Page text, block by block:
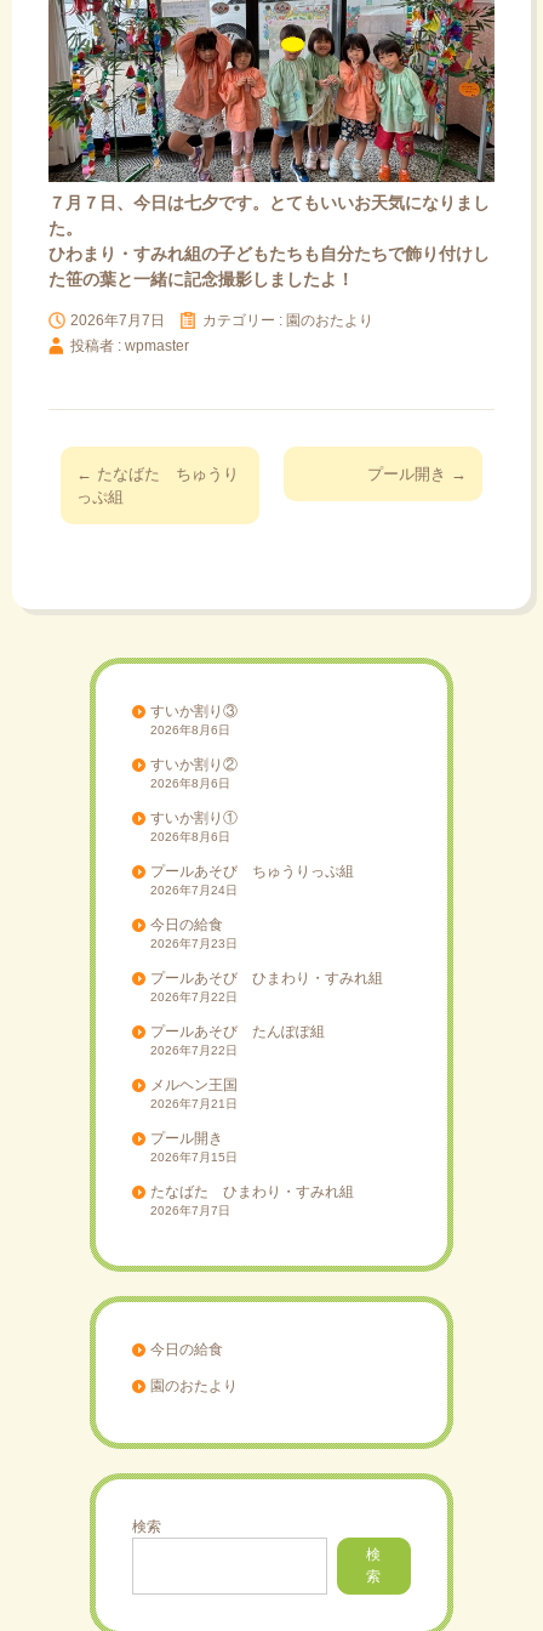
７月７日、今日は七夕です。とてもいいお天気になりまし
た。
ひわまり・すみれ組の子どもたちも自分たちで飾り付けし
た笹の葉と一緒に記念撮影しましたよ！
2026年7月7日 カテゴリー : 園のおたより
投稿者 : wpmaster
投
稿
ナ
← たなばた ちゅうり
っぷ組
プール開き →
すいか割り③
2026年8月6日
すいか割り②
2026年8月6日
すいか割り①
2026年8月6日
プールあそび ちゅうりっぷ組
2026年7月24日
今日の給食
2026年7月23日
プールあそび ひまわり・すみれ組
2026年7月22日
プールあそび たんぽぽ組
2026年7月22日
メルヘン王国
2026年7月21日
プール開き
2026年7月15日
たなばた ひまわり・すみれ組
2026年7月7日
今日の給食
園のおたより
検索
検
索